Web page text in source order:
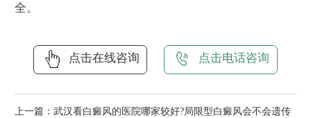
全。
点击在线咨询 点击电话咨询
上一篇： 武汉看白癜风的医院哪家较好?局限型白癜风会不会遗传